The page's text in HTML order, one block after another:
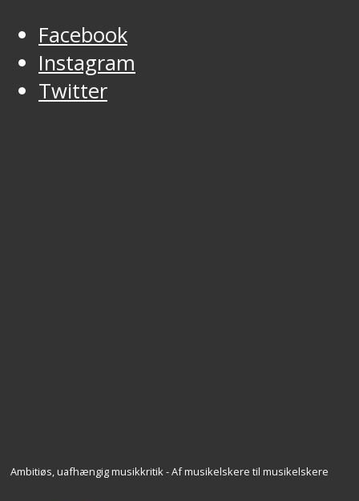
Facebook
Instagram
Twitter
Ambitiøs, uafhængig musikkritik - Af musikelskere til musikelskere